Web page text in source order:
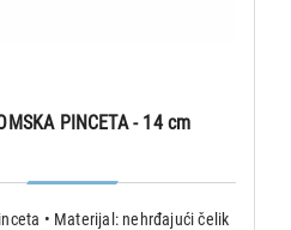
PINCETA - 14 cm
• Materijal: nehrđajući čelik